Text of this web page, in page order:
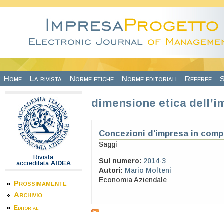
Home La rivista Norme etiche Norme editoriali Referee
Rivista
accreditata AIDEA
Prossimamente
Archivio
Editoriali
dimensione etica
Concezioni d'impresa in
Saggi
Sul numero: 2014-3
Autori: Mario Molteni
Economia Aziendale